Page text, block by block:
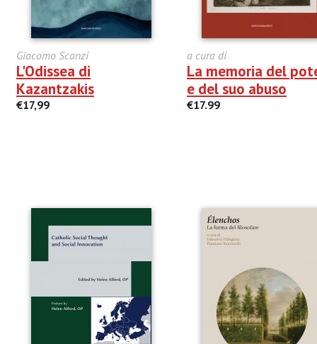
Giacomo Scanzi
L'Odissea di
Kazantzakis
€17,99
a cura di
La memoria del
e del suo abuso
€17.99